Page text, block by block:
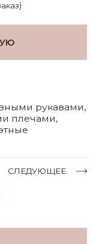
рукавами,
плечами,
СЛЕДУЮЩЕЕ